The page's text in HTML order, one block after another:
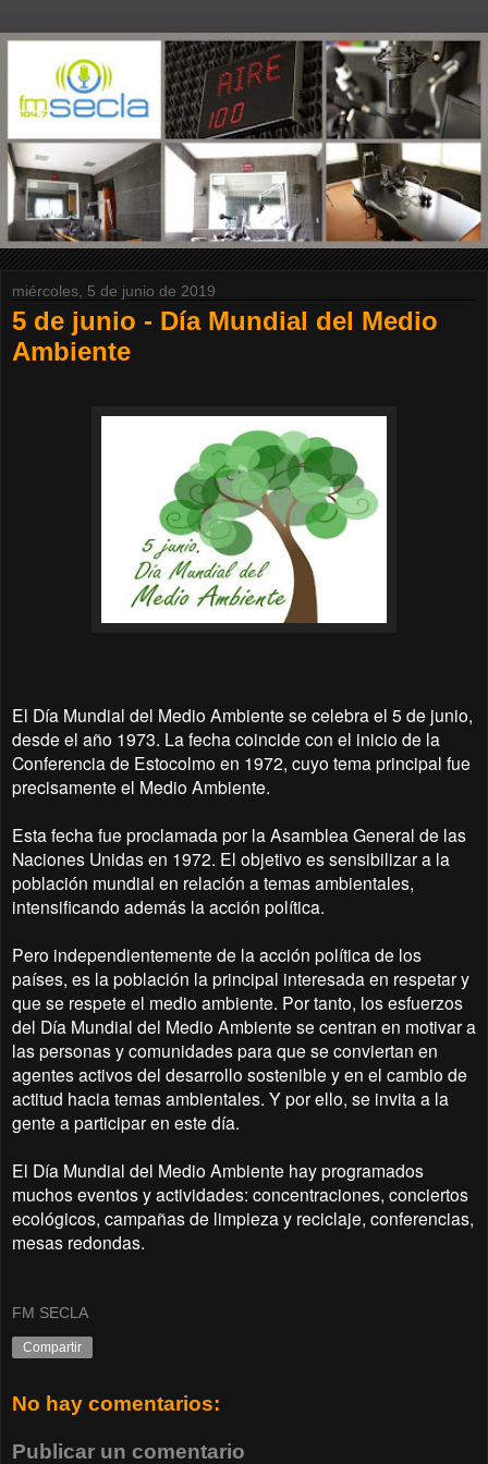
miércoles, 5 de junio de 2019
5 de junio - Día Mundial del Medio
Ambiente
El Día Mundial del Medio Ambiente se celebra el 5 de junio,
desde el año 1973. La fecha coincide con el inicio de la
Conferencia de Estocolmo en 1972, cuyo tema principal fue
precisamente el Medio Ambiente.
Esta fecha fue proclamada por la Asamblea General de las
Naciones Unidas en 1972. El objetivo es sensibilizar a la
población mundial en relación a temas ambientales,
intensificando además la acción política.
Pero independientemente de la acción política de los
países, es la población la principal interesada en respetar y
que se respete el medio ambiente. Por tanto, los esfuerzos
del Día Mundial del Medio Ambiente se centran en motivar a
las personas y comunidades para que se conviertan en
agentes activos del desarrollo sostenible y en el cambio de
actitud hacia temas ambientales. Y por ello, se invita a la
gente a participar en este día.
El Día Mundial del Medio Ambiente hay programados
muchos eventos y actividades: concentraciones, conciertos
ecológicos, campañas de limpieza y reciclaje, conferencias,
mesas redondas.
FM SECLA
Compartir
No hay comentarios:
Publicar un comentario